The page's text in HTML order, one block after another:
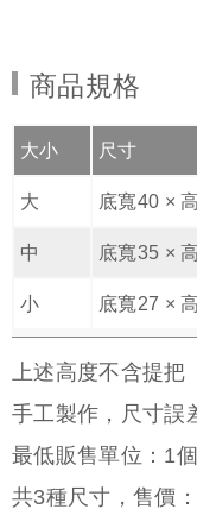
商品規格
大小 尺寸
大 底寬40 ×
中 底寬35 ×
小 底寬27 ×
上述高度不含提把
手工製作，尺寸誤
最低販售單位：1個
共3種尺寸，售價：